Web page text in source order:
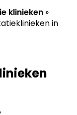
klinieken »
in